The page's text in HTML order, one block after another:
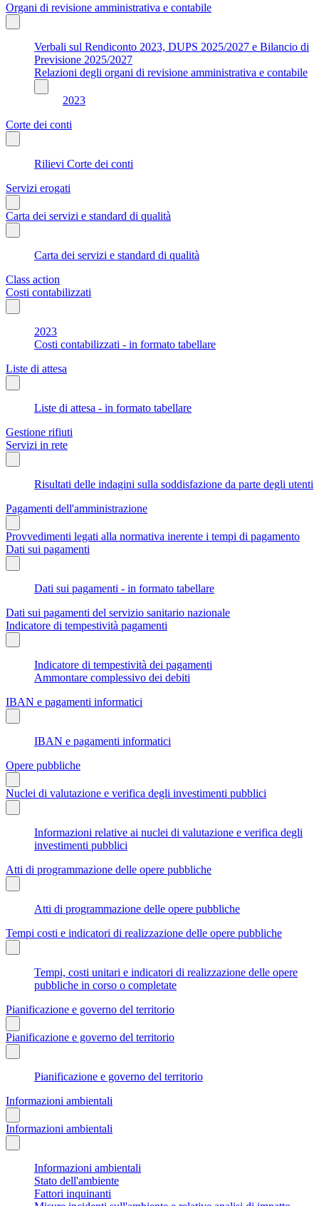
Organi di revisione amministrativa e contabile
Verbali sul Rendiconto 2023, DUPS 2025/2027 e Bilancio di
Previsione 2025/2027
Relazioni degli organi di revisione amministrativa e contabile
2023
Corte dei conti
Rilievi Corte dei conti
Servizi erogati
Carta dei servizi e standard di qualità
Carta dei servizi e standard di qualità
Class action
Costi contabilizzati
2023
Costi contabilizzati - in formato tabellare
Liste di attesa
Liste di attesa - in formato tabellare
Gestione rifiuti
Servizi in rete
Risultati delle indagini sulla soddisfazione da parte degli utenti
Pagamenti dell'amministrazione
Provvedimenti legati alla normativa inerente i tempi di pagamento
Dati sui pagamenti
Dati sui pagamenti - in formato tabellare
Dati sui pagamenti del servizio sanitario nazionale
Indicatore di tempestività pagamenti
Indicatore di tempestività dei pagamenti
Ammontare complessivo dei debiti
IBAN e pagamenti informatici
IBAN e pagamenti informatici
Opere pubbliche
Nuclei di valutazione e verifica degli investimenti pubblici
Informazioni relative ai nuclei di valutazione e verifica degli
investimenti pubblici
Atti di programmazione delle opere pubbliche
Atti di programmazione delle opere pubbliche
Tempi costi e indicatori di realizzazione delle opere pubbliche
Tempi, costi unitari e indicatori di realizzazione delle opere
pubbliche in corso o completate
Pianificazione e governo del territorio
Pianificazione e governo del territorio
Pianificazione e governo del territorio
Informazioni ambientali
Informazioni ambientali
Informazioni ambientali
Stato dell'ambiente
Fattori inquinanti